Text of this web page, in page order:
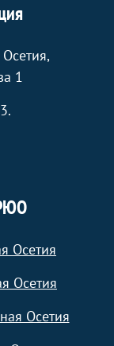
1
Осетия
Осетия
Осетия